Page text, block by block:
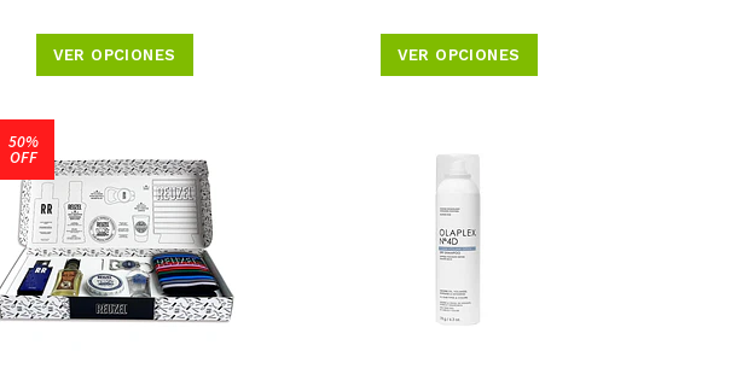
VER OPCIONES VER OPCIONES
50%
OFF